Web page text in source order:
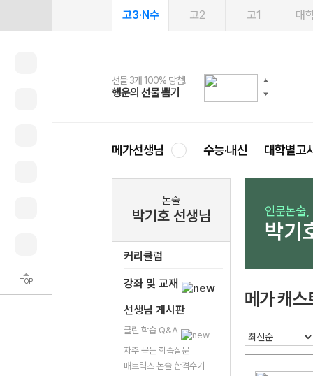
TOP
고3·N수 고2 고1 대
선물 3개 100% 당첨!
행운의 선물 뽑기
선물 100% 증정!
메가스터디 X 올리브
2027 러셀 단과
강사 공개선발
스마트러닝앱
설문 EVENT
메가패스
3일 무료 체험권
메가패스 수강생 무료혜택!
메가클럽 멤버십
사회공헌 캠페인
희망이룸 메가나눔
메가선생님 수능·내신 대학별고
논술
박기호 선생님
커리큘럼
강좌 및 교재
선생님 게시판
클린 학습 Q&A
자주 묻는 학습질문
매트릭스 논술 합격수기
인문논술
박기
메가 캐스